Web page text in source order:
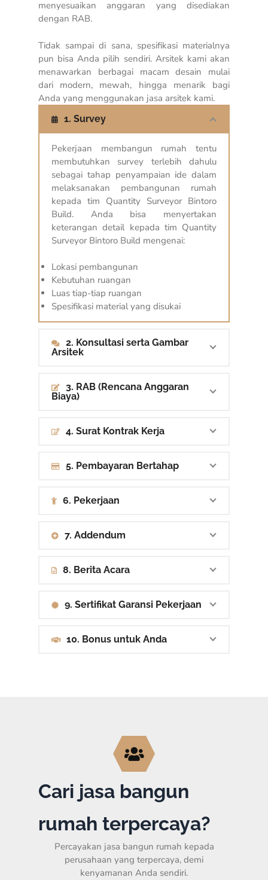
menyesuaikan anggaran yang disediakan
dengan RAB.
Tidak sampai di sana, spesifikasi materialnya
pun bisa Anda pilih sendiri. Arsitek kami akan
menawarkan berbagai macam desain mulai
dari modern, mewah, hingga menarik bagi
Anda yang menggunakan jasa arsitek kami.
1. Survey
Pekerjaan membangun rumah tentu
membutuhkan survey terlebih dahulu
sebagai tahap penyampaian ide dalam
melaksanakan pembangunan rumah
kepada tim Quantity Surveyor Bintoro
Build. Anda bisa menyertakan
keterangan detail kepada tim Quantity
Surveyor Bintoro Build mengenai:
Lokasi pembangunan
Kebutuhan ruangan
Luas tiap-tiap ruangan
Spesifikasi material yang disukai
2. Konsultasi serta Gambar
Arsitek
3. RAB (Rencana Anggaran
Biaya)
4. Surat Kontrak Kerja
5. Pembayaran Bertahap
6. Pekerjaan
7. Addendum
8. Berita Acara
9. Sertifikat Garansi Pekerjaan
10. Bonus untuk Anda
Cari jasa bangun
rumah terpercaya?
Percayakan jasa bangun rumah kepada
perusahaan yang terpercaya, demi
kenyamanan Anda sendiri.